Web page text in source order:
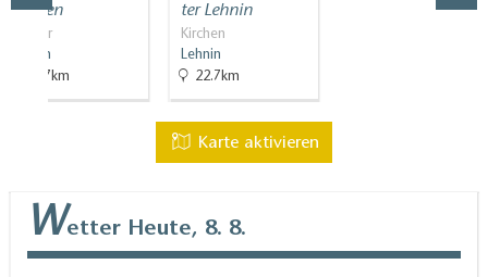
Marien
Klöster
Lehnin
22.7km
ter Lehnin
Kirchen
Lehnin
22.7km
Karte aktivieren
Wetter Heute, 8. 8.